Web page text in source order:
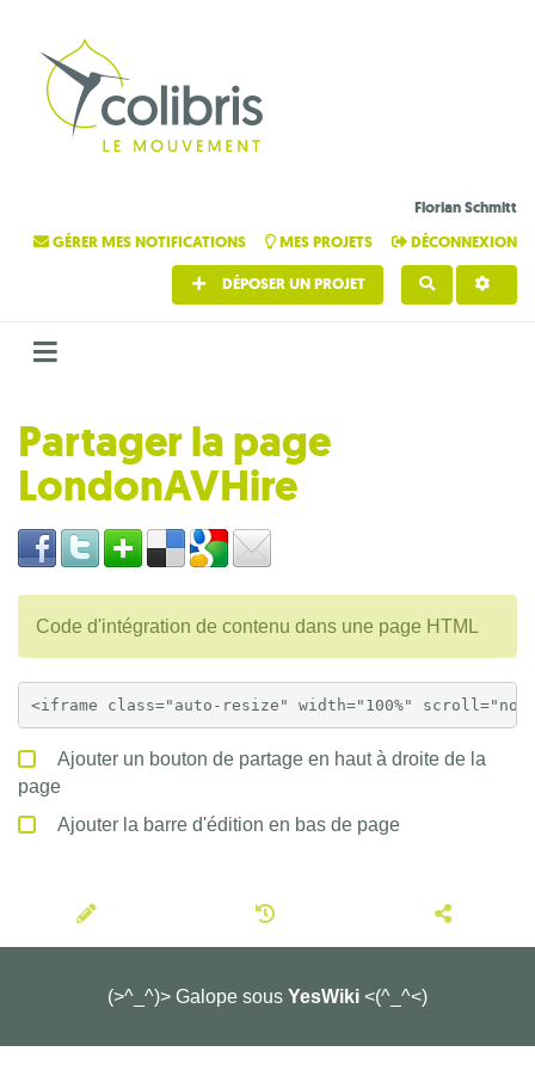
Florian Schmitt
GÉRER MES NOTIFICATIONS
MES PROJETS DÉCONNEXION
DÉPOSER UN PROJET
Partager la page
LondonAVHire
Code d'intégration de contenu dans une page HTML
Ajouter un bouton de partage en haut à droite de la
page
Ajouter la barre d'édition en bas de page
(>^_^)> Galope sous YesWiki <(^_^<)